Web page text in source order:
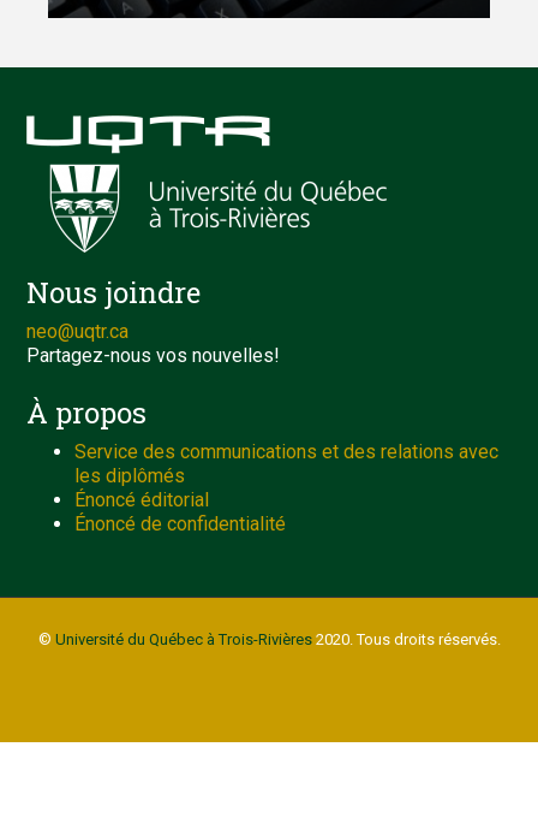
Nous joindre
neo@uqtr.ca
Partagez-nous vos nouvelles!
À propos
Service des communications et des relations avec
les diplômés
Énoncé éditorial
Énoncé de confidentialité
© Université du Québec à Trois-Rivières2020. Tous droits réservés.